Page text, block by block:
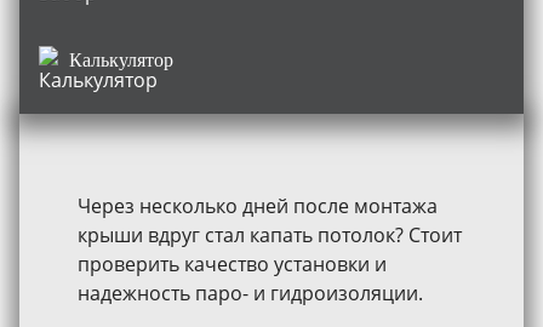
Калькулятор
Через несколько дней после монтажа
крыши вдруг стал капать потолок? Стоит
проверить качество установки и
надежность паро- и гидроизоляции.